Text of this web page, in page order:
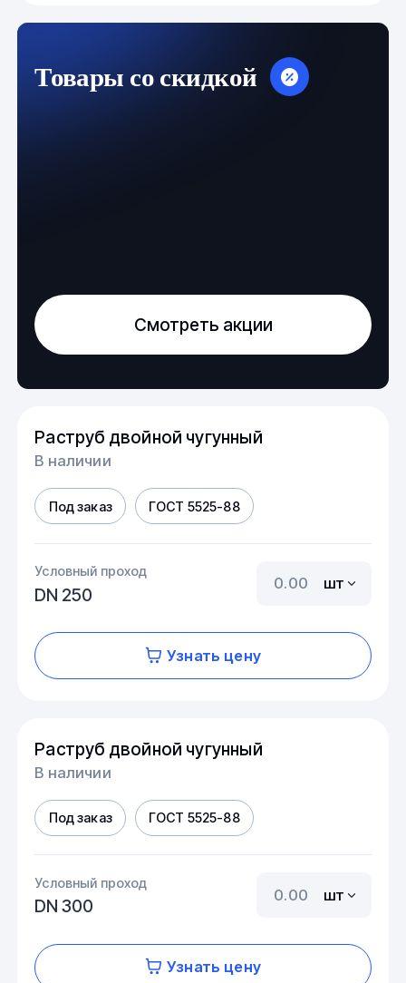
Товары со скидкой
Смотреть акции
Раструб двойной чугунный
В наличии
Под заказ ГОСТ 5525-88
Условный проход
DN 250
шт
Узнать цену
Раструб двойной чугунный
В наличии
Под заказ ГОСТ 5525-88
Условный проход
DN 300
шт
Узнать цену